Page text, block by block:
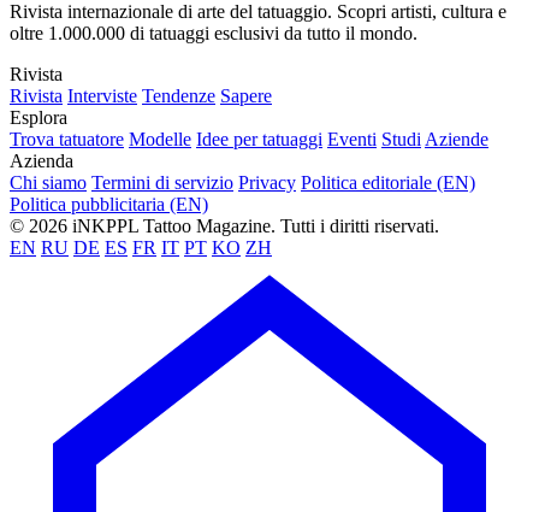
Rivista internazionale di arte del tatuaggio. Scopri artisti, cultura e
oltre 1.000.000 di tatuaggi esclusivi da tutto il mondo.
Rivista
Rivista Interviste Tendenze Sapere
Esplora
Trova tatuatore Modelle Idee per tatuaggi Eventi Studi Aziende
Azienda
Chi siamo Termini di servizio Privacy Politica editoriale (EN)
Politica pubblicitaria (EN)
© 2026 iNKPPL Tattoo Magazine. Tutti i diritti riservati.
EN RU DE ES FR IT PT KO ZH